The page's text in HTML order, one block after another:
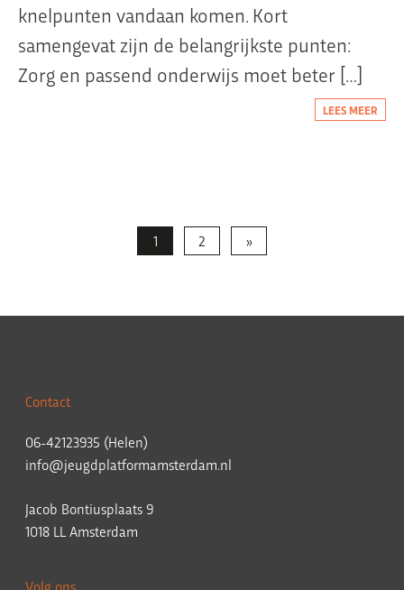
knelpunten vandaan komen. Kort
samengevat zijn de belangrijkste punten:
Zorg en passend onderwijs moet beter […]
LEES MEER
1 2 »
Contact
06-42123935 (Helen)
info@jeugdplatformamsterdam.nl
Jacob Bontiusplaats 9
1018 LL Amsterdam
Volg ons